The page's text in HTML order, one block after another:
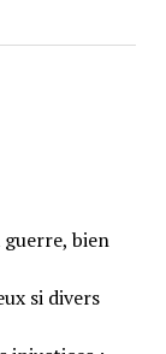
bien
si divers